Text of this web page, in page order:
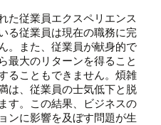
た従業員エクスペリエンス
る従業員は現在の職務に完
。また、従業員が献身的で
最大のリターンを得ること
ることもできません。煩雑
は、従業員の士気低下と脱
す。この結果、ビジネスの
ンに影響を及ぼす問題が生